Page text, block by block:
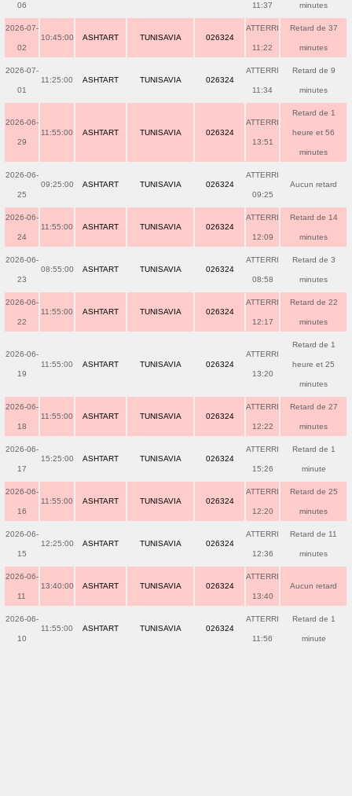
06 11:37 minutes
2026-07-
02
10:45:00 ASHTART TUNISAVIA 026324
ATTERRI
11:22
Retard de 37
minutes
2026-07-
01
11:25:00 ASHTART TUNISAVIA 026324
ATTERRI
11:34
Retard de 9
minutes
2026-06-
29
11:55:00 ASHTART TUNISAVIA 026324
ATTERRI
13:51
Retard de 1
heure et 56
minutes
2026-06-
25
09:25:00 ASHTART TUNISAVIA 026324
ATTERRI
09:25
Aucun retard
2026-06-
24
11:55:00 ASHTART TUNISAVIA 026324
ATTERRI
12:09
Retard de 14
minutes
2026-06-
23
08:55:00 ASHTART TUNISAVIA 026324
ATTERRI
08:58
Retard de 3
minutes
2026-06-
22
11:55:00 ASHTART TUNISAVIA 026324
ATTERRI
12:17
Retard de 22
minutes
2026-06-
19
11:55:00 ASHTART TUNISAVIA 026324
ATTERRI
13:20
Retard de 1
heure et 25
minutes
2026-06-
18
11:55:00 ASHTART TUNISAVIA 026324
ATTERRI
12:22
Retard de 27
minutes
2026-06-
17
15:25:00 ASHTART TUNISAVIA 026324
ATTERRI
15:26
Retard de 1
minute
2026-06-
16
11:55:00 ASHTART TUNISAVIA 026324
ATTERRI
12:20
Retard de 25
minutes
2026-06-
15
12:25:00 ASHTART TUNISAVIA 026324
ATTERRI
12:36
Retard de 11
minutes
2026-06-
11
13:40:00 ASHTART TUNISAVIA 026324
ATTERRI
13:40
Aucun retard
2026-06-
10
11:55:00 ASHTART TUNISAVIA 026324
ATTERRI
11:56
Retard de 1
minute